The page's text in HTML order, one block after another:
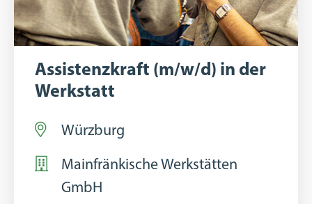
Assistenzkraft (m/w/d) in der
Werkstatt
Würzburg
Mainfränkische Werkstätten
GmbH